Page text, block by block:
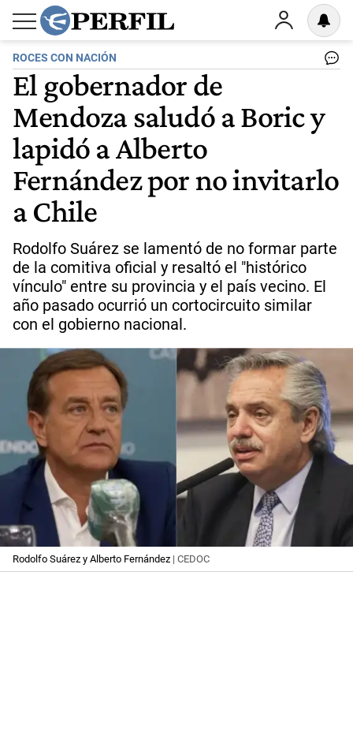
ROCES CON NACIÓN
El gobernador de
Mendoza saludó a Boric y
lapidó a Alberto
Fernández por no invitarlo
a Chile
Rodolfo Suárez se lamentó de no formar parte
de la comitiva oficial y resaltó el "histórico
vínculo" entre su provincia y el país vecino. El
año pasado ocurrió un cortocircuito similar
con el gobierno nacional.
Rodolfo Suárez y Alberto Fernández | CEDOC